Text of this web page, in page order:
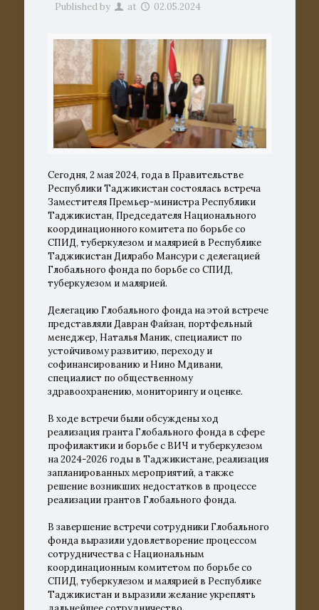
Published by at 02.05.2024
Сегодня, 2 мая 2024, года в Правительстве
Республики Таджикистан состоялась встреча
Заместителя Премьер-министра Республики
Таджикистан, Председателя Национального
координационного комитета по борьбе со
СПИД, туберкулезом и малярией в Республике
Таджикистан Дилрабо Мансури с делегацией
Глобального фонда по борьбе со СПИД,
туберкулезом и малярией.
Делегацию Глобального фонда на этой встрече
представляли Давран Файзан, портфельный
менеджер, Наталья Маник, специалист по
устойчивому развитию, переходу и
софинансированию и Нино Мдивани,
специалист по общественному
здравоохранению, мониторингу и оценке.
В ходе встречи были обсуждены ход
реализация гранта Глобального фонда в сфере
профилактики и борьбе с ВИЧ и туберкулезом
на 2024-2026 годы в Таджикистане, реализация
запланированных мероприятий, а также
решение возникших недостатков в процессе
реализации грантов Глобального фонда.
В завершение встречи сотрудники Глобального
фонда выразили удовлетворение процессом
сотрудничества с Национальным
координационным комитетом по борьбе со
СПИД, туберкулезом и малярией в Республике
Таджикистан и выразили желание укреплять